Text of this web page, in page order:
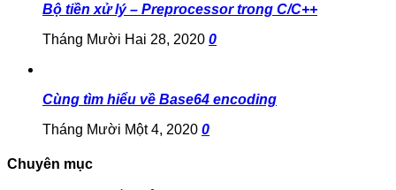
Bộ tiền xử lý – Preprocessor trong C/C++
Tháng Mười Hai 28, 2020 0
Cùng tìm hiểu về Base64 encoding
Tháng Mười Một 4, 2020 0
Chuyên mục